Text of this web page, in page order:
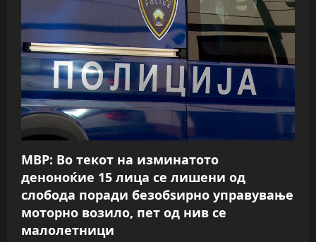
МВР: Во текот на изминатото
деноноќие 15 лица се лишени од
слобода поради безобѕирно управување
моторно возило, пет од нив се
малолетници